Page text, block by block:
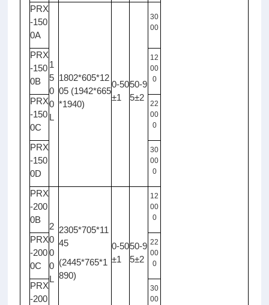
PRX
-150
0A
1
5
0
0
L
1802*605*12
05 (1942*665
*1940)
0-50
±1
50-9
5±2
30
00
PRX
-150
0B
12
00
0
PRX
-150
0C
22
00
0
PRX
-150
0D
30
00
0
PRX
-200
0B
2
0
0
0
L
2305*705*11
45
(2445*765*1
890)
0-50
±1
50-9
5±2
12
00
0
PRX
-200
0C
22
00
0
PRX
-200
30
00